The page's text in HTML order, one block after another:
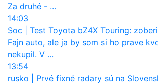
Za druhé - ...
14:03
Soc
Test Toyota bZ4X Touring:
Fajn auto, ale ja by som si ho prave
nekupil. V ...
13:54
rusko
Prvé fixné radary sú na Slovensku. Posielajú už